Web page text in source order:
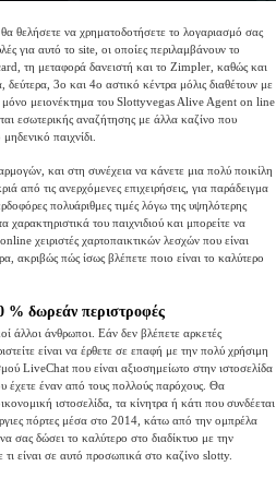
θελήσετε να χρηματοδοτήσετε το λογαριασμό σας
για αυτό το site, οι οποίες περιλαμβάνουν το
τη μεταφορά δανειστή και το Zimpler, καθώς και
3ο και 4ο αστικό κέντρα μόλις διαθέτουν με
μόνο μειονέκτημα του Slottyvegas Alive Agent on line
εσωτερικής αναζήτησης με άλλα καζίνο που
παιχνίδι.
και στη συνέχεια να κάνετε μια πολύ ποικίλη
από τις ανερχόμενες επιχειρήσεις, για παράδειγμα
πολυάριθμες τιμές λόγω της υψηλότερης
του παιχνιδιού και μπορείτε να
χειριστές χαρτοπαικτικών λεσχών που είναι
ακριβώς πώς ίσως βλέπετε ποιο είναι το καλύτερο
% δωρεάν περιστροφές
άλλοι άνθρωποι. Εάν δεν βλέπετε αρκετές
είναι να έρθετε σε επαφή με την πολύ χρήσιμη
LiveChat που είναι αξιοσημείωτο στην ιστοσελίδα
έχετε έναν από τους πολλούς παρόχους. Θα
ιστοσελίδα, τα κίνητρα ή κάτι που συνδέεται
πόρτες μέσα στο 2014, κάτω από την ομπρέλα
σας δώσει το καλύτερο στο διαδίκτυο με την
τι είναι σε αυτό προσωπικά στο καζίνο slotty.